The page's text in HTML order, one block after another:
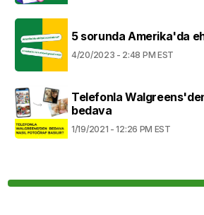
5 sorunda Amerika'da
4/20/2023 - 2:48 PM EST
Telefonla
bedava
1/19/2021 - 12:26 PM EST